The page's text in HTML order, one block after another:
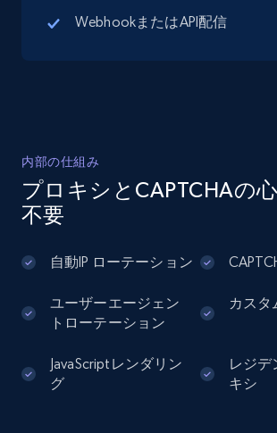
Google Maps full information -
13.3K+
Instagram - Posts
comments, Date posted, Likes,
more.
13.2K+ 1.6K+ 無料ト
WebhookまたはAPI配信
内部の仕組み
プロキシとCAPTCHAの
不要
自動IP ローテーション
ユーザーエージェン
トローテーション
カスタ
JavaScriptレンダリン
グ
レジデ
キシ